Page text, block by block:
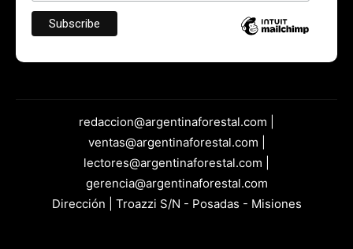
redaccion@argentinaforestal.com |
ventas@argentinaforestal.com |
lectores@argentinaforestal.com |
gerencia@argentinaforestal.com
Dirección | Troazzi S/N - Posadas - Misiones